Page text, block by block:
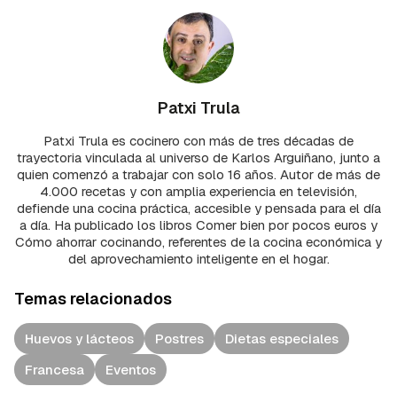
Patxi Trula
Patxi Trula es cocinero con más de tres décadas de
trayectoria vinculada al universo de Karlos Arguiñano, junto a
quien comenzó a trabajar con solo 16 años. Autor de más de
4.000 recetas y con amplia experiencia en televisión,
defiende una cocina práctica, accesible y pensada para el día
a día. Ha publicado los libros Comer bien por pocos euros y
Cómo ahorrar cocinando, referentes de la cocina económica y
del aprovechamiento inteligente en el hogar.
Temas relacionados
Huevos y lácteos Postres
Dietas especiales
Francesa
Eventos